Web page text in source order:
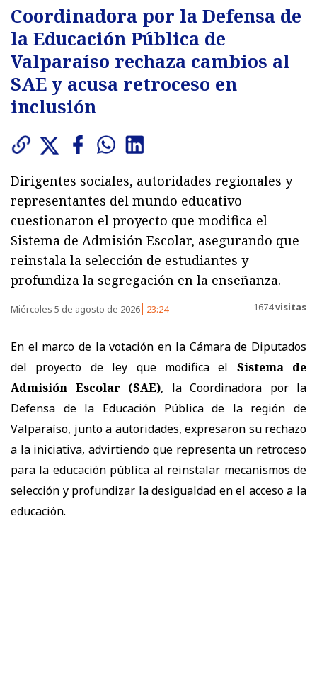
Coordinadora por la Defensa de
la Educación Pública de
Valparaíso rechaza cambios al
SAE y acusa retroceso en
inclusión
Dirigentes sociales, autoridades regionales y
representantes del mundo educativo
cuestionaron el proyecto que modifica el
Sistema de Admisión Escolar, asegurando que
reinstala la selección de estudiantes y
profundiza la segregación en la enseñanza.
Miércoles 5 de agosto de 2026 23:24 1674visitas
En el marco de la votación en la Cámara de Diputados
del proyecto de ley que modifica el
Sistema de
Admisión Escolar (SAE), la Coordinadora por la
Defensa de la Educación Pública de la región de
Valparaíso, junto a autoridades, expresaron su rechazo
a la iniciativa, advirtiendo que representa un retroceso
para la educación pública al reinstalar mecanismos de
selección y profundizar la desigualdad en el acceso a la
educación.